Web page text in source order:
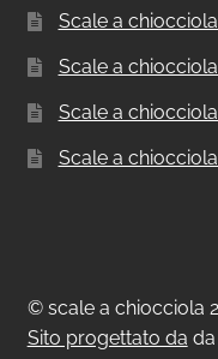
Scale a
Scale a
Scale a
Scale a
© scale a chiocciola
Sito progettato da da